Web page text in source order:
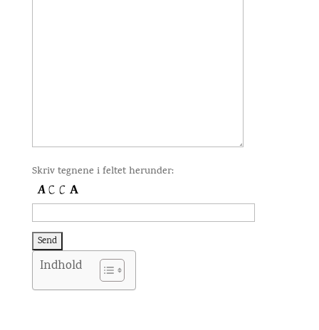
Skriv tegnene i feltet herunder:
Indhold